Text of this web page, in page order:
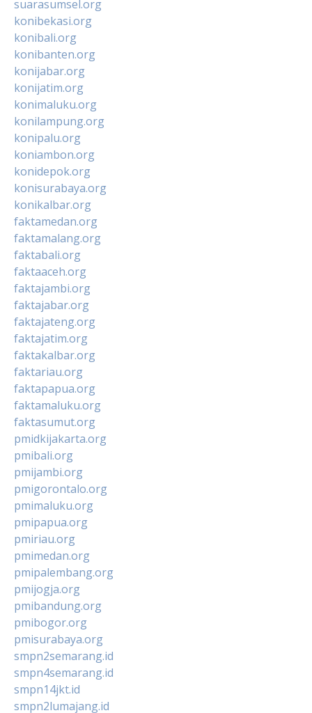
suarasumsel.org
konibekasi.org
konibali.org
konibanten.org
konijabar.org
konijatim.org
konimaluku.org
konilampung.org
konipalu.org
koniambon.org
konidepok.org
konisurabaya.org
konikalbar.org
faktamedan.org
faktamalang.org
faktabali.org
faktaaceh.org
faktajambi.org
faktajabar.org
faktajateng.org
faktajatim.org
faktakalbar.org
faktariau.org
faktapapua.org
faktamaluku.org
faktasumut.org
pmidkijakarta.org
pmibali.org
pmijambi.org
pmigorontalo.org
pmimaluku.org
pmipapua.org
pmiriau.org
pmimedan.org
pmipalembang.org
pmijogja.org
pmibandung.org
pmibogor.org
pmisurabaya.org
smpn2semarang.id
smpn4semarang.id
smpn14jkt.id
smpn2lumajang.id